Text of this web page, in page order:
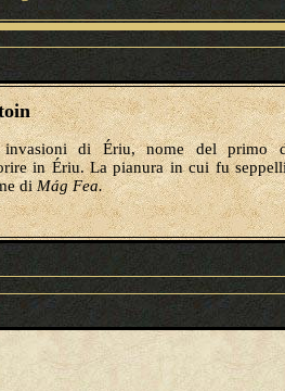
di Ériu, nome del primo
in Ériu. La pianura in cui fu
diMág Fea.